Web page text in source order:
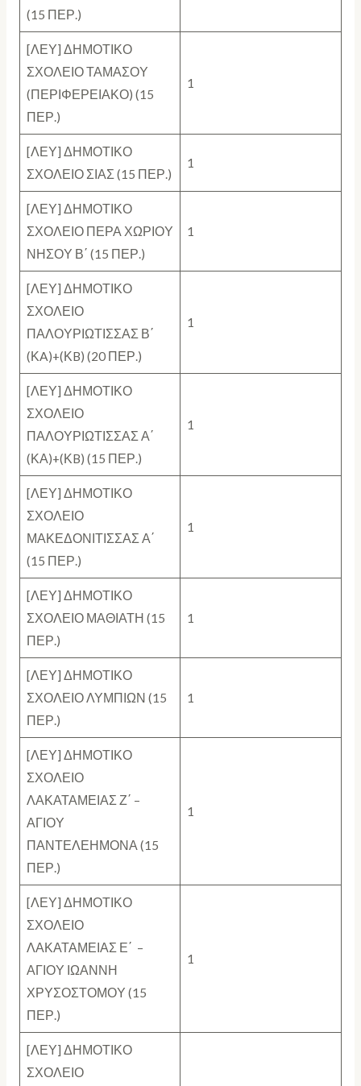
(15 ΠΕΡ.)
[ΛΕΥ] ΔΗΜΟΤΙΚΟ
ΣΧΟΛΕΙΟ ΤΑΜΑΣΟΥ
(ΠΕΡΙΦΕΡΕΙΑΚΟ) (15
ΠΕΡ.)
1
[ΛΕΥ] ΔΗΜΟΤΙΚΟ
ΣΧΟΛΕΙΟ ΣΙΑΣ (15 ΠΕΡ.)
1
[ΛΕΥ] ΔΗΜΟΤΙΚΟ
ΣΧΟΛΕΙΟ ΠΕΡΑ ΧΩΡΙΟΥ
ΝΗΣΟΥ Β΄ (15 ΠΕΡ.)
1
[ΛΕΥ] ΔΗΜΟΤΙΚΟ
ΣΧΟΛΕΙΟ
ΠΑΛΟΥΡΙΩΤΙΣΣΑΣ Β΄
(ΚA)+(ΚB) (20 ΠΕΡ.)
1
[ΛΕΥ] ΔΗΜΟΤΙΚΟ
ΣΧΟΛΕΙΟ
ΠΑΛΟΥΡΙΩΤΙΣΣΑΣ Α΄
(ΚΑ)+(ΚB) (15 ΠΕΡ.)
1
[ΛΕΥ] ΔΗΜΟΤΙΚΟ
ΣΧΟΛΕΙΟ
ΜΑΚΕΔΟΝΙΤΙΣΣΑΣ Α΄
(15 ΠΕΡ.)
1
[ΛΕΥ] ΔΗΜΟΤΙΚΟ
ΣΧΟΛΕΙΟ ΜΑΘΙΑΤΗ (15
ΠΕΡ.)
1
[ΛΕΥ] ΔΗΜΟΤΙΚΟ
ΣΧΟΛΕΙΟ ΛΥΜΠΙΩΝ (15
ΠΕΡ.)
1
[ΛΕΥ] ΔΗΜΟΤΙΚΟ
ΣΧΟΛΕΙΟ
ΛΑΚΑΤΑΜΕΙΑΣ Ζ΄ –
ΑΓΙΟΥ
ΠΑΝΤΕΛΕΗΜΟΝΑ (15
ΠΕΡ.)
1
[ΛΕΥ] ΔΗΜΟΤΙΚΟ
ΣΧΟΛΕΙΟ
ΛΑΚΑΤΑΜΕΙΑΣ Ε΄ –
ΑΓΙΟΥ ΙΩΑΝΝΗ
ΧΡΥΣΟΣΤΟΜΟΥ (15
ΠΕΡ.)
1
[ΛΕΥ] ΔΗΜΟΤΙΚΟ
ΣΧΟΛΕΙΟ